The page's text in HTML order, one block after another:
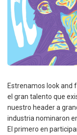
Estrenamos look and
el gran talento que
nuestro header a
industria nominaron
El primero en